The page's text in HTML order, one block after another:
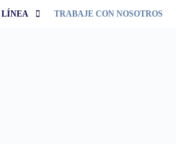
LÍNEA TRABAJE CON NOSOTROS